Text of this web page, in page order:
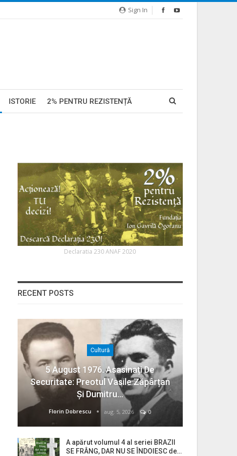
Sign In
ISTORIE 2% PENTRU REZISTENȚĂ
Declaratia 230 ANAF 2020
RECENT POSTS
Cultură
5 August 1976. Asasinați De
Securitate: Preotul Vasile Zăpârțan
Și Dumitru…
Florin Dobrescu aug. 5, 2026 0
A apărut volumul 4 al seriei BRAZII
SE FRÂNG, DAR NU SE ÎNDOIESC de…